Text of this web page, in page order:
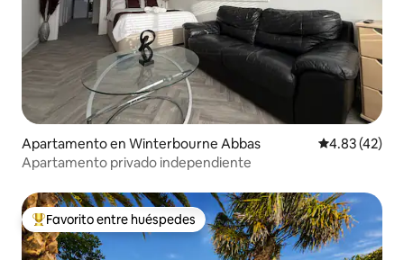
Apartamento en Winterbourne Abbas Calificación
4.83 (42)
Apartamento privado independiente
Favorito entre huéspedes preferido
Favorito entre huéspedes